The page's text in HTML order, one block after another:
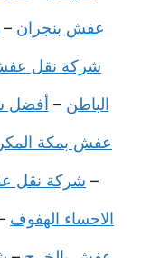
عفش بنجران–
شركة نقل عفش
الباطن– أفضل
عفش بمكة
– شركة نقل
الاحساء الهفوف